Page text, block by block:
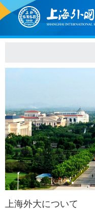
上海外大について